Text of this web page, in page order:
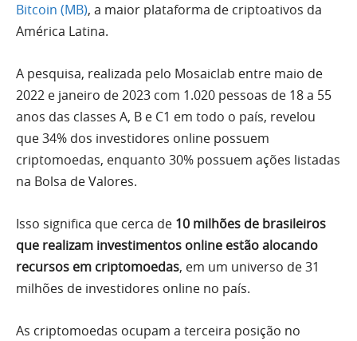
Bitcoin (MB), a maior plataforma de criptoativos da
América Latina.
A pesquisa, realizada pelo Mosaiclab entre maio de
2022 e janeiro de 2023 com 1.020 pessoas de 18 a 55
anos das classes A, B e C1 em todo o país, revelou
que 34% dos investidores online possuem
criptomoedas, enquanto 30% possuem ações listadas
na Bolsa de Valores.
Isso significa que cerca de 10 milhões de brasileiros
que realizam investimentos online estão alocando
recursos em criptomoedas, em um universo de 31
milhões de investidores online no país.
As criptomoedas ocupam a terceira posição no